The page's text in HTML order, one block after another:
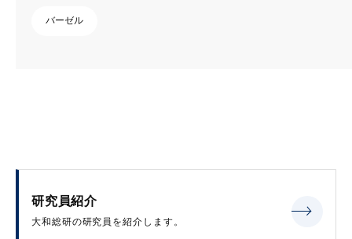
バーゼル
研究員紹介
大和総研の研究員を紹介します。